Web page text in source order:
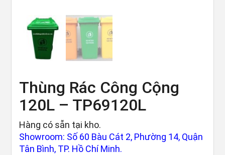
Thùng Rác Công Cộng
120L – TP69120L
Hàng có sẵn tại kho.
Showroom: Số 60 Bàu Cát 2, Phường 14, Quận
Tân Bình, TP. Hồ Chí Minh.